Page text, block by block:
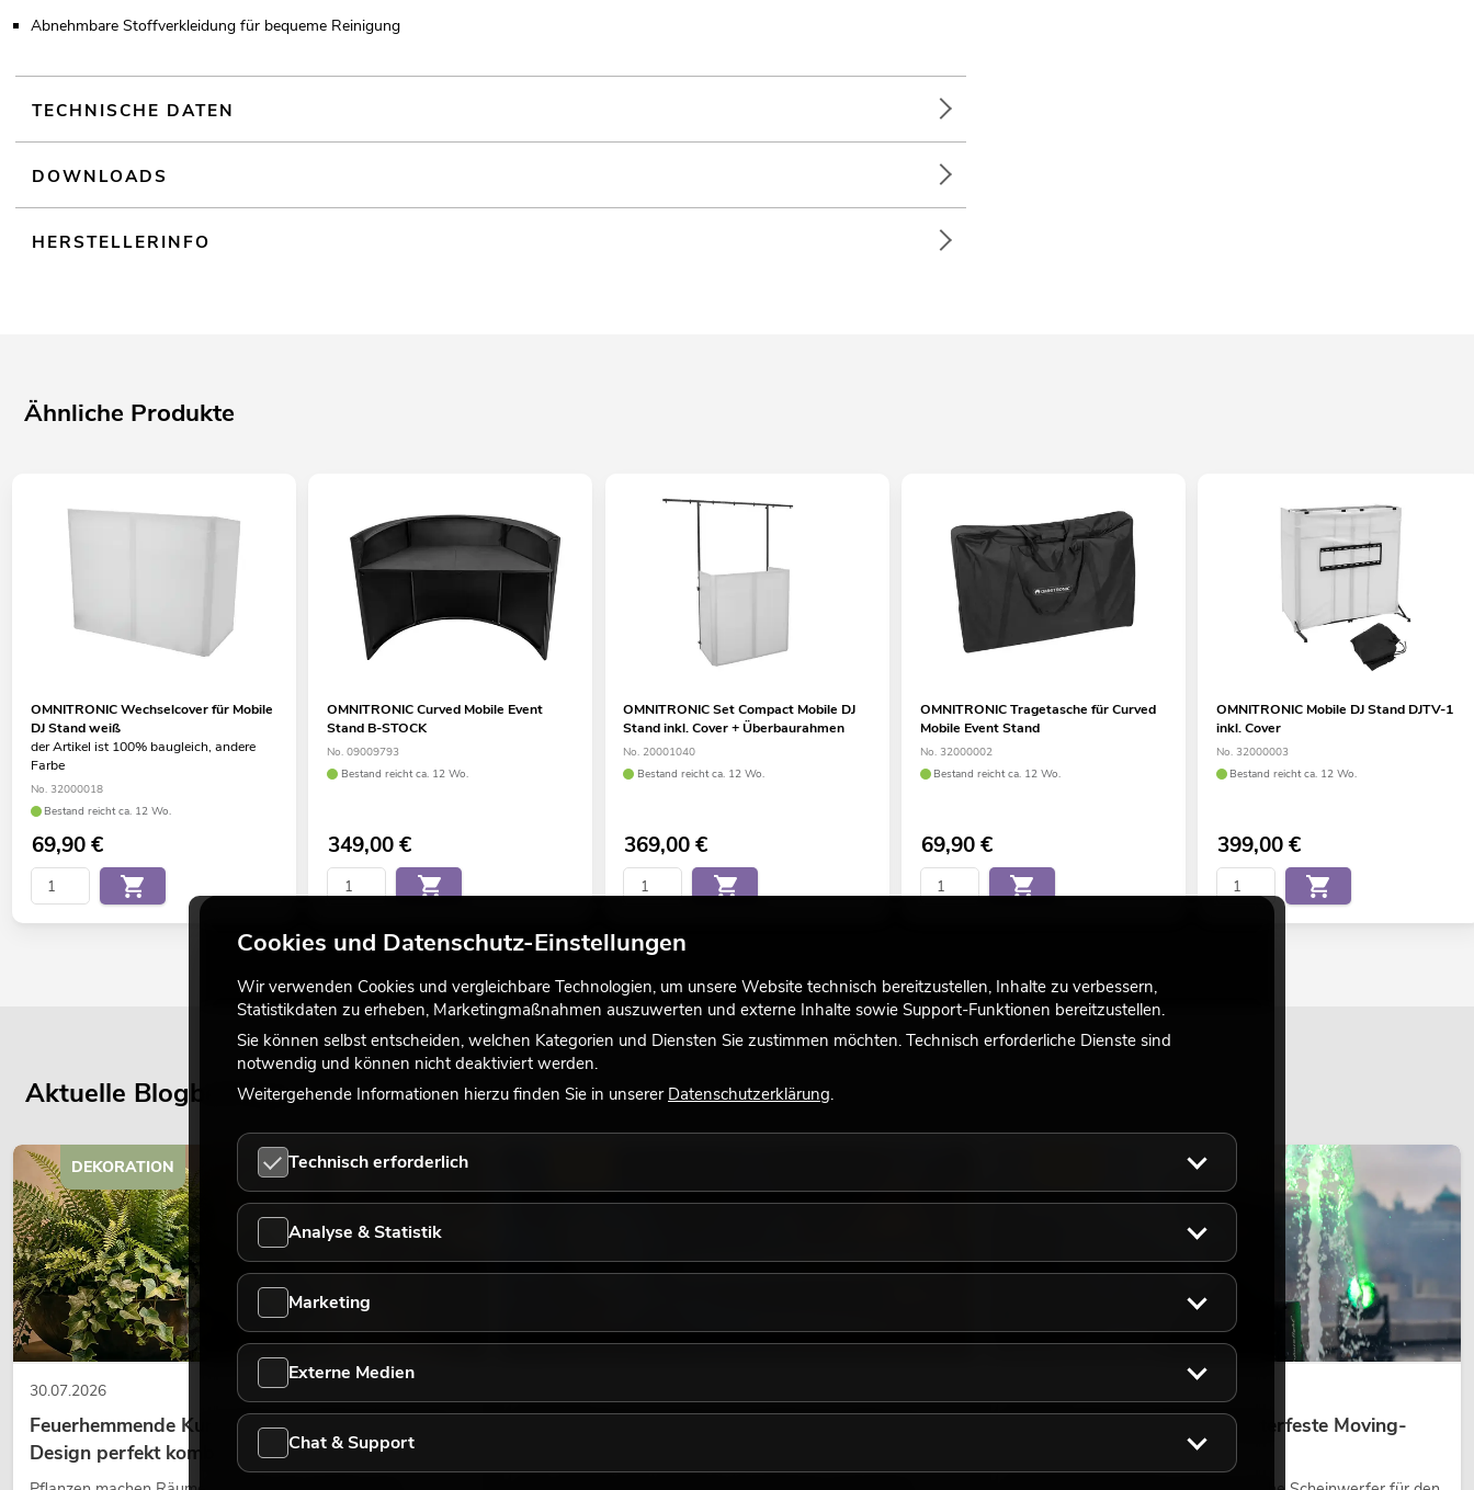
Abnehmbare Stoffverkleidung für bequeme Reinigung
TECHNISCHE DATEN
DOWNLOADS
HERSTELLERINFO
Ähnliche Produkte
OMNITRONIC Wechselcover für Mobile
DJ Stand weiß
der Artikel ist 100% baugleich, andere
Farbe
No. 32000018
Bestand reicht ca. 12 Wo.
69,90€
OMNITRONIC Curved Mobile Event
Stand B-STOCK
No. 09009793
Bestand reicht ca. 12 Wo.
349,00€
OMNITRONIC Set Compact Mobile DJ
Stand inkl. Cover + Überbaurahmen
No. 20001040
Bestand reicht ca. 12 Wo.
369,00€
OMNITRONIC Tragetasche für Curved
Mobile Event Stand
No. 32000002
Bestand reicht ca. 12 Wo.
69,90€
OMNITRONIC Mobile DJ Stand DJTV-1
inkl. Cover
No. 32000003
Bestand reicht ca. 12 Wo.
399,00€
Aktuelle Blogbeiträge
30.07.2026
Feuerhemmende Kunstpflanzen: Sicherheit und
Design perfekt kombiniert
DEKORATION
Outdoor Moving-Heads: Wetterfeste Moving-
Cookies und Datenschutz-Einstellungen
Wir verwenden Cookies und vergleichbare Technologien, um unsere Website technisch bereitzustellen, Inhalte zu verbessern,
Statistikdaten zu erheben, Marketingmaßnahmen auszuwerten und externe Inhalte sowie Support-Funktionen bereitzustellen.
Sie können selbst entscheiden, welchen Kategorien und Diensten Sie zustimmen möchten. Technisch erforderliche Dienste sind
notwendig und können nicht deaktiviert werden.
Weitergehende Informationen hierzu finden Sie in unserer Datenschutzerklärung.
Technisch erforderlich
Analyse & Statistik
Marketing
Externe Medien
Chat & Support